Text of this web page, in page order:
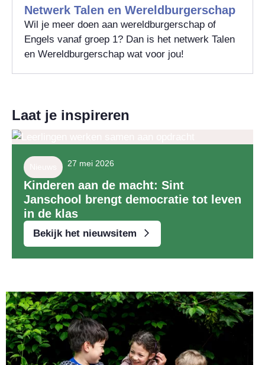
Netwerk Talen en Wereldburgerschap
Wil je meer doen aan wereldburgerschap of
Engels vanaf groep 1? Dan is het netwerk Talen
en Wereldburgerschap wat voor jou!
Laat je inspireren
27 mei 2026
Kinderen aan de macht: Sint
Janschool brengt democratie tot leven
in de klas
Bekijk het nieuwsitem